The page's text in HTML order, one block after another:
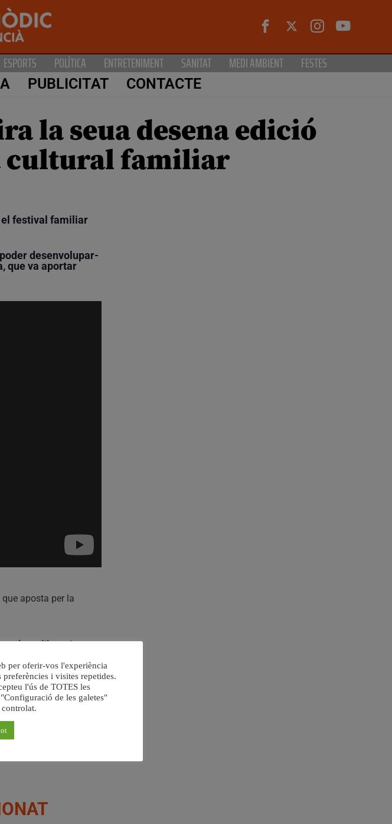
ESPORTS POLÍTICA ENTRETENIMENT SANITAT MEDI AMBIENT FESTES
PUBLICITAT CONTACTE
la seua desena edició
cultural familiar
el festival familiar
desenvolupar-
que va aportar
aposta per la
multiaventura, en
en una imatge
de ser un espai de
per oferir-vos l'experiència
i visites repetides.
l'ús de TOTES les
de les galetes"